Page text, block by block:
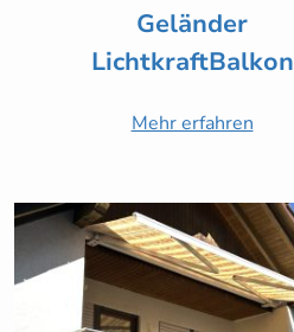
Geländer
LichtkraftBalkon
Mehr erfahren